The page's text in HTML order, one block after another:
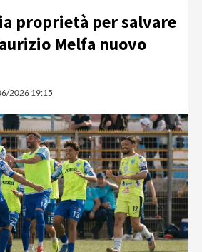
proprietà per salvare
Melfa nuovo
2026 19:15